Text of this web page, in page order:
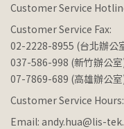
Customer Service
Customer Service Fax:
02-2228-8955 (台北辦公
037-586-998 (新竹辦公
07-7869-689 (高雄辦公
Customer Service Hours:
Email: andy.hua@lis-